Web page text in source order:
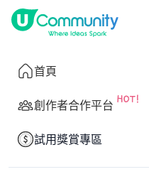
首頁
創作者合作平台
試用獎賞專區